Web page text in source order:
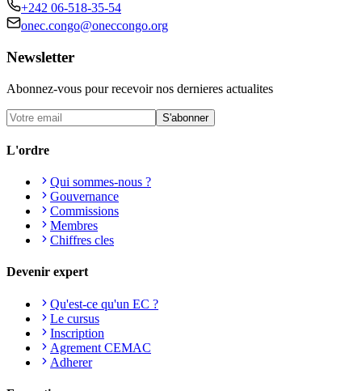
+242 06-518-35-54
onec.congo@oneccongo.org
Newsletter
Abonnez-vous pour recevoir nos dernieres actualites
S'abonner
L'ordre
Qui sommes-nous ?
Gouvernance
Commissions
Membres
Chiffres cles
Devenir expert
Qu'est-ce qu'un EC ?
Le cursus
Inscription
Agrement CEMAC
Adherer